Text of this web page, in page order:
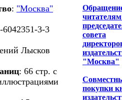
: "Москва"
6042351-3-3
Лысков
: 66 стр. с
совета
"Москва"
покупки